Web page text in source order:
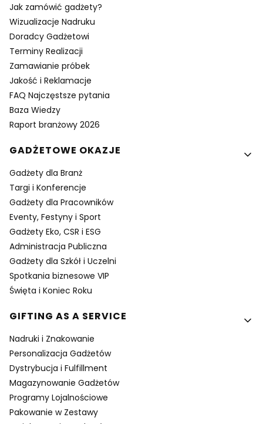
Jak zamówić gadżety?
Wizualizacje Nadruku
Doradcy Gadżetowi
Terminy Realizacji
Zamawianie próbek
Jakość i Reklamacje
FAQ Najczęstsze pytania
Baza Wiedzy
Raport branżowy 2026
GADŻETOWE OKAZJE
Gadżety dla Branż
Targi i Konferencje
Gadżety dla Pracowników
Eventy, Festyny i Sport
Gadżety Eko, CSR i ESG
Administracja Publiczna
Gadżety dla Szkół i Uczelni
Spotkania biznesowe VIP
Święta i Koniec Roku
GIFTING AS A SERVICE
Nadruki i Znakowanie
Personalizacja Gadżetów
Dystrybucja i Fulfillment
Magazynowanie Gadżetów
Programy Lojalnościowe
Pakowanie w Zestawy